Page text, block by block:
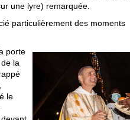
une lyre) remarquée.
particulièrement des moments
porte
la
le